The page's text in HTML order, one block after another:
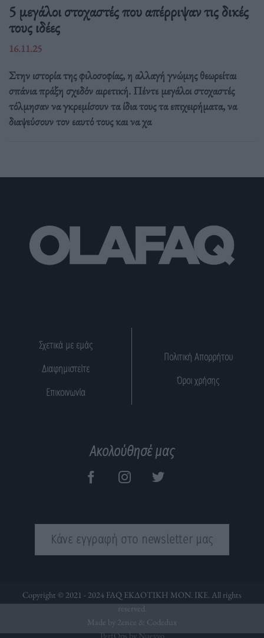
5 μεγάλοι στοχαστές που απέρριψαν τις δικές
τους ιδέες
16.11.25
Στην ιστορία της φιλοσοφίας, η αλλαγή γνώμης θεωρείται
σπάνια πράξη σχεδόν αιρετική. Πέντε μεγάλοι στοχαστές
τόλμησαν να γκρεμίσουν τα ίδια τους τα επιχειρήματα, να
διαψεύσουν τον εαυτό τους και να χα
Σχετικά με εμάς
Διαφημιστείτε
Επικοινωνία
Πολιτική Απορρήτου
Όροι χρήσης
Ακολούθησέ μας
Κάνε εγγραφή στο newsletter μας
Copyright © 2021 - 2024 FAQ ΕΚΔΟΤΙΚΗ ΜΟΝ. ΙΚΕ. All rights
reserved.
Made by 2ence & Codedux
PerfOps by Nuevvo